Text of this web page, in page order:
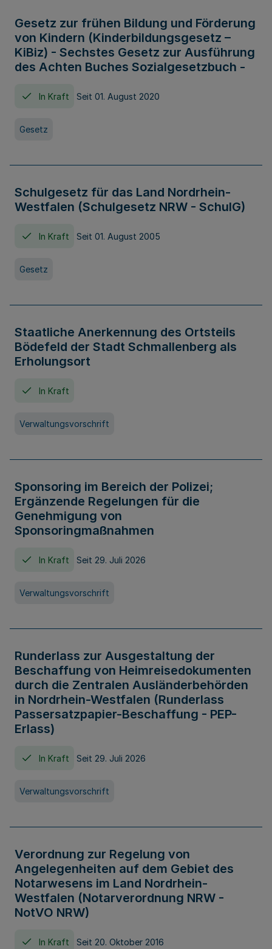
Gesetz zur frühen Bildung und Förderung
von Kindern (Kinderbildungsgesetz –
KiBiz) - Sechstes Gesetz zur Ausführung
des Achten Buches Sozialgesetzbuch -
In Kraft Seit 01. August 2020
Gesetz
Schulgesetz für das Land Nordrhein-
Westfalen (Schulgesetz NRW - SchulG)
In Kraft Seit 01. August 2005
Gesetz
Staatliche Anerkennung des Ortsteils
Bödefeld der Stadt Schmallenberg als
Erholungsort
In Kraft
Verwaltungsvorschrift
Sponsoring im Bereich der Polizei;
Ergänzende Regelungen für die
Genehmigung von
Sponsoringmaßnahmen
In Kraft Seit 29. Juli 2026
Verwaltungsvorschrift
Runderlass zur Ausgestaltung der
Beschaffung von Heimreisedokumenten
durch die Zentralen Ausländerbehörden
in Nordrhein-Westfalen (Runderlass
Passersatzpapier-Beschaffung - PEP-
Erlass)
In Kraft Seit 29. Juli 2026
Verwaltungsvorschrift
Verordnung zur Regelung von
Angelegenheiten auf dem Gebiet des
Notarwesens im Land Nordrhein-
Westfalen (Notarverordnung NRW -
NotVO NRW)
In Kraft Seit 20. Oktober 2016